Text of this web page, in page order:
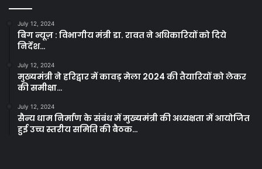
July 12, 2024
बिग न्यूज़ : विभागीय मंत्री डा. रावत ने अधिकारियों को दिये
निर्देश…
July 12, 2024
मुख्यमंत्री ने हरिद्वार में कावड़ मेला 2024 की तैयारियों को लेकर
की समीक्षा…
July 12, 2024
सैन्य धाम निर्माण के संबंध में मुख्यमंत्री की अध्यक्षता में आयोजित
हुई उच्च स्तरीय समिति की बैठक…